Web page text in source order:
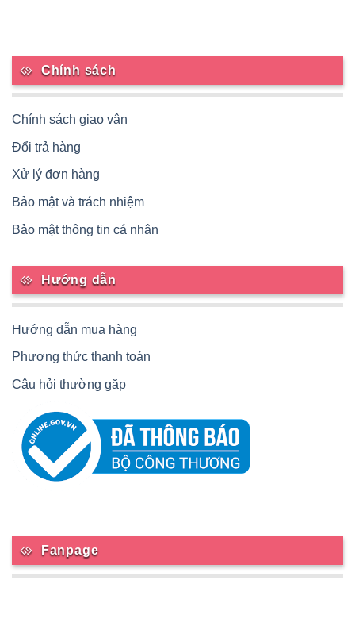
Chính sách
Chính sách giao vận
Đổi trả hàng
Xử lý đơn hàng
Bảo mật và trách nhiệm
Bảo mật thông tin cá nhân
Hướng dẫn
Hướng dẫn mua hàng
Phương thức thanh toán
Câu hỏi thường gặp
Fanpage